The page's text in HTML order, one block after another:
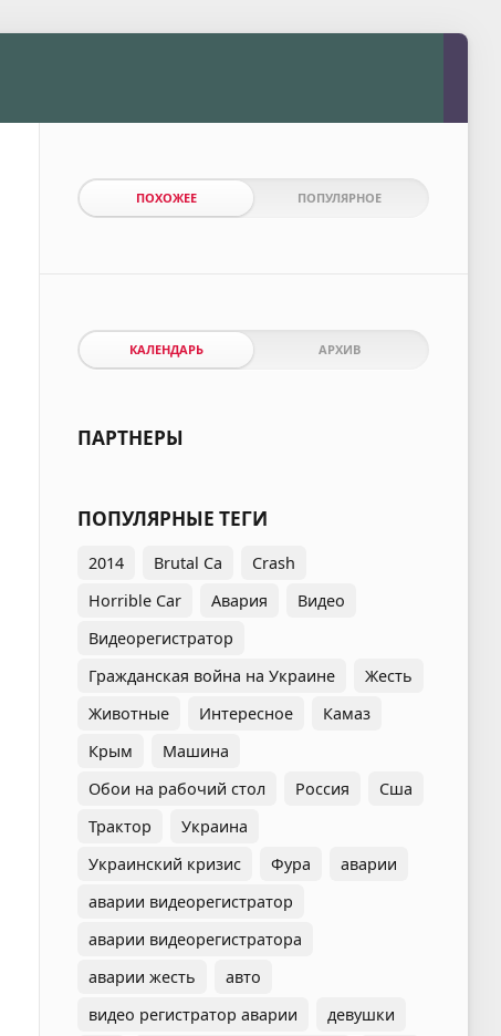
ПОХОЖЕЕ ПОПУЛЯРНОЕ
КАЛЕНДАРЬ АРХИВ
ПАРТНЕРЫ
ПОПУЛЯРНЫЕ ТЕГИ
2014 Brutal Ca
Crash
Horrible Car
Авария
Видео
Видеорегистратор
Гражданская война на Украине
Жесть
Животные
Интересное
Камаз
Крым
Машина
Обои на рабочий стол
Россия
Сша
Трактор
Украина
Украинский кризис
Фура
аварии
аварии видеорегистратор
аварии видеорегистратора
аварии жесть
авто
видео регистратор аварии
девушки